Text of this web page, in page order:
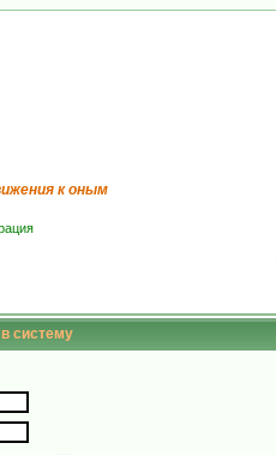
к оным
систему